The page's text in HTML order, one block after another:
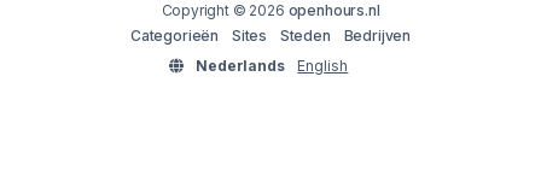
Copyright © 2026 openhours.nl
Categorieën
Sites Steden
Bedrijven
Nederlands
English